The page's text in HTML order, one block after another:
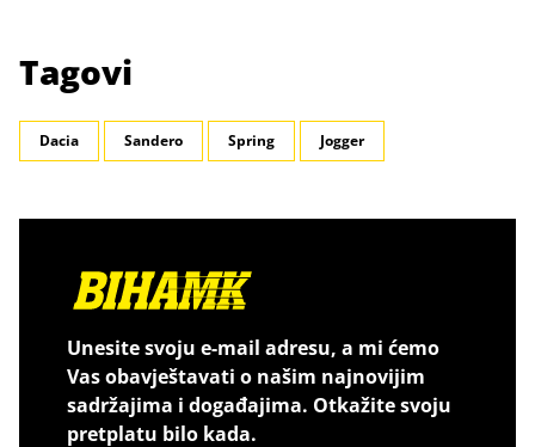
Tagovi
Dacia Sandero Spring Jogger
Unesite svoju e-mail adresu, a mi ćemo
Vas obavještavati o našim najnovijim
sadržajima i događajima. Otkažite svoju
pretplatu bilo kada.